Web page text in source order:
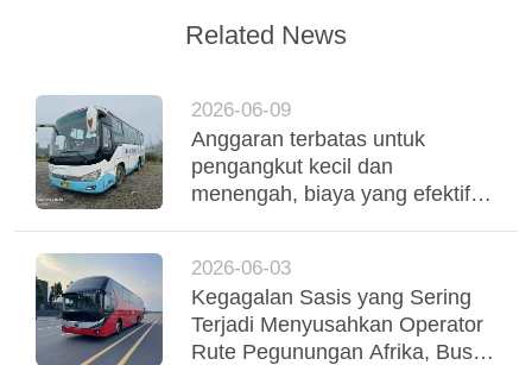
Related News
2026-06-09
Anggaran terbatas untuk
pengangkut kecil dan
menengah, biaya yang efektif
yang stabil
2026-06-03
Kegagalan Sasis yang Sering
Terjadi Menyusahkan Operator
Rute Pegunungan Afrika, Bus